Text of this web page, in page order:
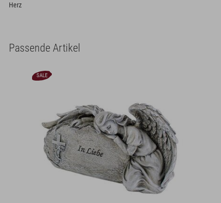
Herz
Passende Artikel
SALE